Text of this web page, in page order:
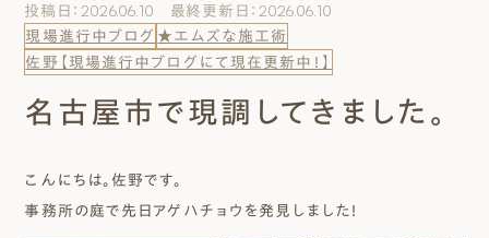
エムズのこと
0120-40-6613
［受付時間］ 9:00～18:00
まずは相談する[無料]
投稿日：2026.06.10 最終更新日：2026.06.10
現場進行中ブログ ★エムズな施工術
佐野【現場進行中ブログにて現在更新中！】
名古屋市で現調してきました。
こんにちは。佐野です。
事務所の庭で先日アゲハチョウを発見しました！